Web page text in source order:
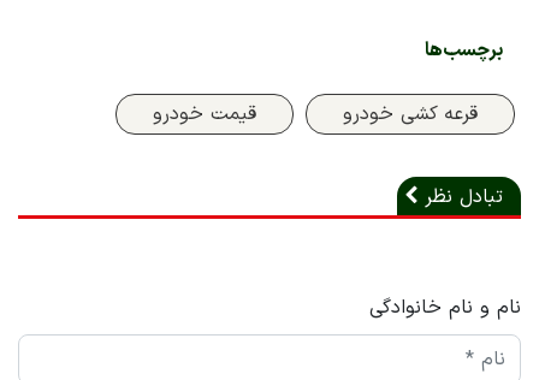
برچسب‌ها
قرعه کشی خودرو قیمت خودرو
تبادل نظر
نام و نام خانوادگی